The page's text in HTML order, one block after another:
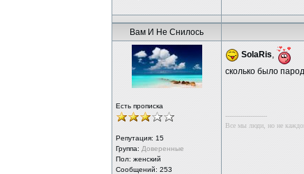
Вам И Не Снилось
Есть прописка
Репутация: 15
Группа: Доверенные
Пол: женский
Сообщений: 253
SolaRis
сколько было
--------------------
Все мы люди, но не